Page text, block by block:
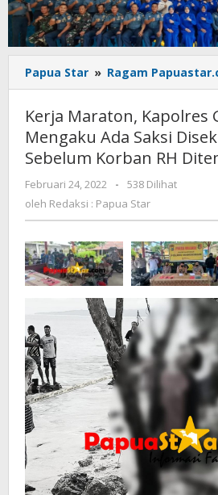
Papua Star » Ragam
Kerja Maraton, Kapolres
Mengaku Ada Saksi
Sebelum Korban RH
Februari 24, 2022
oleh
Redaksi
Star
-
538 Dilihat
oleh Redaksi : Papua Star